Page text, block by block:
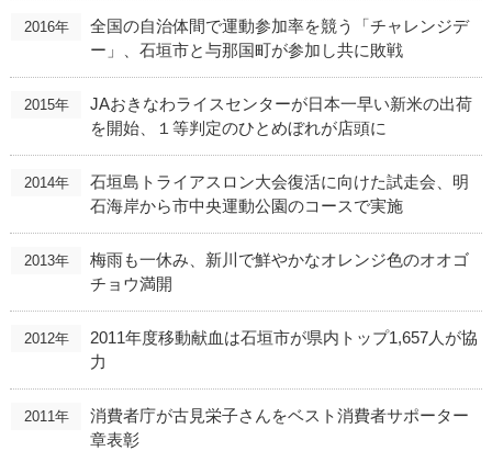
2016年
全国の自治体間で運動参加率を競う「チャレンジデ
ー」、石垣市と与那国町が参加し共に敗戦
2015年
JAおきなわライスセンターが日本一早い新米の出荷
を開始、１等判定のひとめぼれが店頭に
2014年
石垣島トライアスロン大会復活に向けた試走会、明
石海岸から市中央運動公園のコースで実施
2013年
梅雨も一休み、新川で鮮やかなオレンジ色のオオゴ
チョウ満開
2012年
2011年度移動献血は石垣市が県内トップ1,657人が協
力
2011年
消費者庁が古見栄子さんをベスト消費者サポーター
章表彰